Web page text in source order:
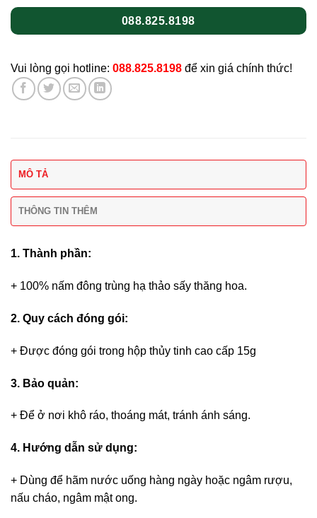
088.825.8198
Vui lòng gọi hotline: 088.825.8198 để xin giá chính thức!
MÔ TẢ
THÔNG TIN THÊM
1. Thành phần:
+ 100% nấm đông trùng hạ thảo sấy thăng hoa.
2. Quy cách đóng gói:
+ Được đóng gói trong hộp thủy tinh cao cấp 15g
3. Bảo quản:
+ Để ở nơi khô ráo, thoáng mát, tránh ánh sáng.
4. Hướng dẫn sử dụng:
+ Dùng để hãm nước uống hàng ngày hoặc ngâm rượu,
nấu cháo, ngâm mật ong.